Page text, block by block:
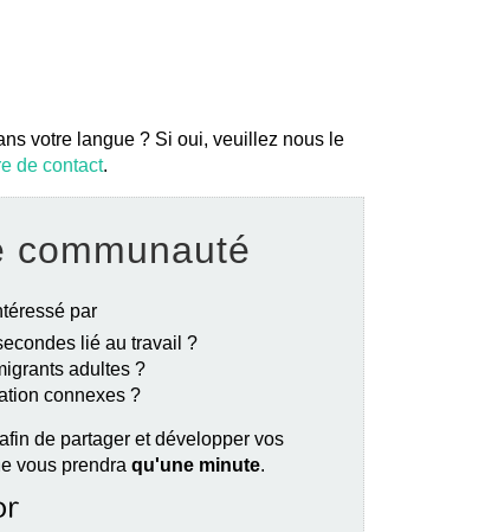
votre langue ? Si oui, veuillez nous le
de contact.
communauté
par
lié au travail ?
adultes ?
connexes ?
de partager et développer vos
vous prendra qu'une minute.